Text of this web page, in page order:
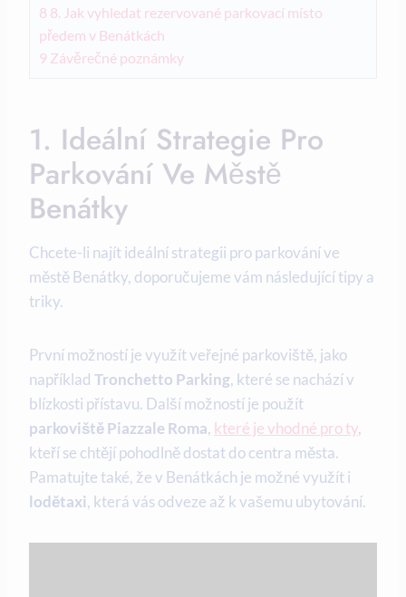
8 8. Jak vyhledat rezervované parkovací místo
předem v Benátkách
9 Závěrečné poznámky
1. Ideální Strategie Pro
Parkování Ve Městě
Benátky
Chcete-li najít ideální strategii pro parkování ve
městě Benátky, doporučujeme vám následující tipy a
triky.
První možností je využít veřejné parkoviště, jako
například Tronchetto Parking, které se nachází v
blízkosti přístavu. Další možností je použít
parkoviště Piazzale Roma, které je vhodné pro ty,
kteří se chtějí pohodlně dostat do centra města.
Pamatujte také, že v Benátkách je možné využít i
lodětaxi, která vás odveze až k vašemu ubytování.